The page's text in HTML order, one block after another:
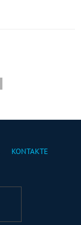
KONTAKTE